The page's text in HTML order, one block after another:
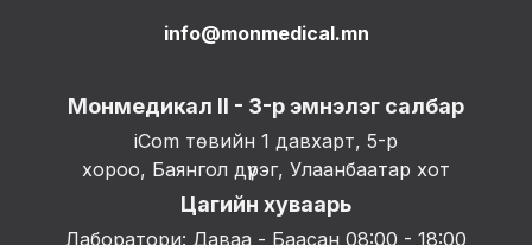
info@monmedical.mn
Монмедикал II - 3-р эмнэлэг салбар
iCom төвийн 1 давхарт, 5-р
хороо, Баянгол дүүрэг, Улаанбаатар хот
Цагийн хуваарь
Лаборатори: Даваа - Баасан 08:00 - 18:00